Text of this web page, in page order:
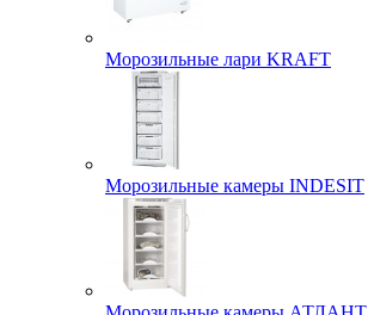
Морозильные лари KRAFT
Морозильные камеры INDESIT